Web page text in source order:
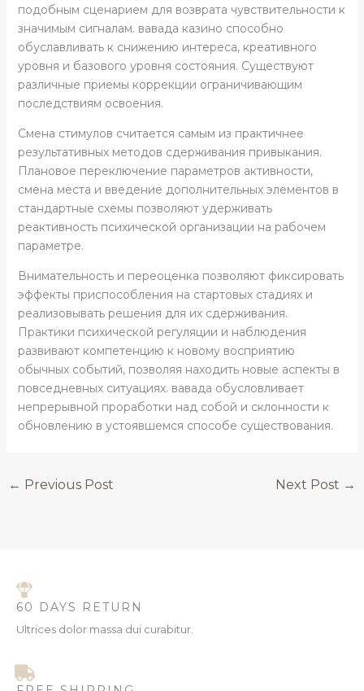
подобным сценарием для возврата чувствительности к
значимым сигналам. вавада казино способно
обуславливать к снижению интереса, креативного
уровня и базового уровня состояния. Существуют
различные приемы коррекции ограничивающим
последствиям освоения.
Смена стимулов считается самым из практичнее
результативных методов сдерживания привыкания.
Плановое переключение параметров активности,
смена места и введение дополнительных элементов в
стандартные схемы позволяют удерживать
реактивность психической организации на рабочем
параметре.
Внимательность и переоценка позволяют фиксировать
эффекты приспособления на стартовых стадиях и
реализовывать решения для их сдерживания.
Практики психической регуляции и наблюдения
развивают компетенцию к новому восприятию
обычных событий, позволяя находить новые аспекты в
повседневных ситуациях. вавада обусловливает
непрерывной проработки над собой и склонности к
обновлению в устоявшемся способе существования.
← Previous Post Next Post →
60 DAYS RETURN
Ultrices dolor massa dui curabitur.